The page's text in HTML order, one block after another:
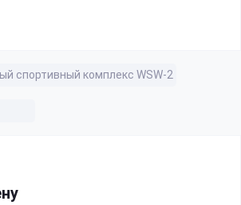
спортивный комплекс WSW-2